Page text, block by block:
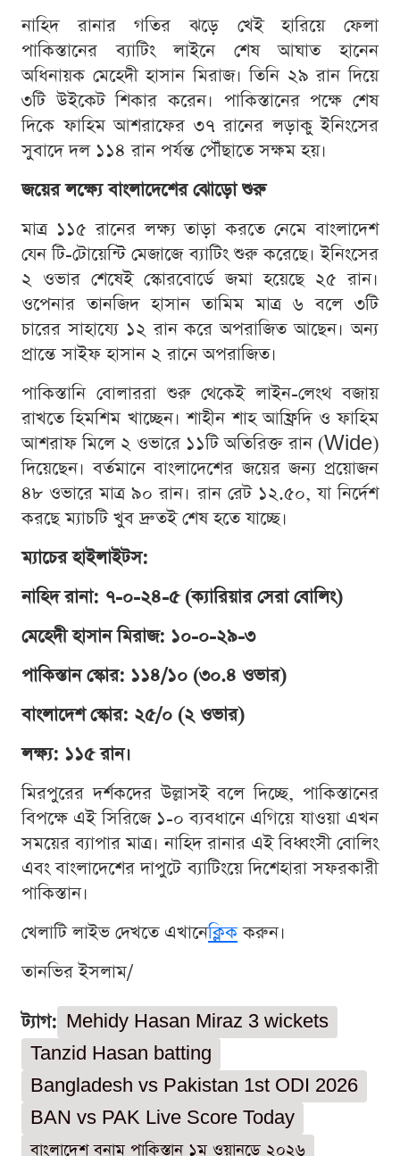
নাহিদ রানার গতির ঝড়ে খেই হারিয়ে ফেলা
পাকিস্তানের ব্যাটিং লাইনে শেষ আঘাত হানেন
অধিনায়ক মেহেদী হাসান মিরাজ। তিনি ২৯ রান দিয়ে
৩টি উইকেট শিকার করেন। পাকিস্তানের পক্ষে শেষ
দিকে ফাহিম আশরাফের ৩৭ রানের লড়াকু ইনিংসের
সুবাদে দল ১১৪ রান পর্যন্ত পৌঁছাতে সক্ষম হয়।
জয়ের লক্ষ্যে বাংলাদেশের ঝোড়ো শুরু
মাত্র ১১৫ রানের লক্ষ্য তাড়া করতে নেমে বাংলাদেশ
যেন টি-টোয়েন্টি মেজাজে ব্যাটিং শুরু করেছে। ইনিংসের
২ ওভার শেষেই স্কোরবোর্ডে জমা হয়েছে ২৫ রান।
ওপেনার তানজিদ হাসান তামিম মাত্র ৬ বলে ৩টি
চারের সাহায্যে ১২ রান করে অপরাজিত আছেন। অন্য
প্রান্তে সাইফ হাসান ২ রানে অপরাজিত।
পাকিস্তানি বোলাররা শুরু থেকেই লাইন-লেংথ বজায়
রাখতে হিমশিম খাচ্ছেন। শাহীন শাহ আফ্রিদি ও ফাহিম
আশরাফ মিলে ২ ওভারে ১১টি অতিরিক্ত রান (Wide)
দিয়েছেন। বর্তমানে বাংলাদেশের জয়ের জন্য প্রয়োজন
৪৮ ওভারে মাত্র ৯০ রান। রান রেট ১২.৫০, যা নির্দেশ
করছে ম্যাচটি খুব দ্রুতই শেষ হতে যাচ্ছে।
ম্যাচের হাইলাইটস:
নাহিদ রানা: ৭-০-২৪-৫ (ক্যারিয়ার সেরা বোলিং)
মেহেদী হাসান মিরাজ: ১০-০-২৯-৩
পাকিস্তান স্কোর: ১১৪/১০ (৩০.৪ ওভার)
বাংলাদেশ স্কোর: ২৫/০ (২ ওভার)
লক্ষ্য: ১১৫ রান।
মিরপুরের দর্শকদের উল্লাসই বলে দিচ্ছে, পাকিস্তানের
বিপক্ষে এই সিরিজে ১-০ ব্যবধানে এগিয়ে যাওয়া এখন
সময়ের ব্যাপার মাত্র। নাহিদ রানার এই বিধ্বংসী বোলিং
এবং বাংলাদেশের দাপুটে ব্যাটিংয়ে দিশেহারা সফরকারী
পাকিস্তান।
খেলাটি লাইভ দেখতে এখানেক্লিককরুন।
তানভির ইসলাম/
ট্যাগ: Mehidy Hasan Miraz 3 wickets
Tanzid Hasan batting
Bangladesh vs Pakistan 1st ODI 2026
BAN vs PAK Live Score Today
বাংলাদেশ বনাম পাকিস্তান ১ম ওয়ানডে ২০২৬